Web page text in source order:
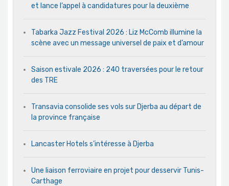
et lance l’appel à candidatures pour la deuxième
Tabarka Jazz Festival 2026 : Liz McComb illumine la
scène avec un message universel de paix et d’amour
Saison estivale 2026 : 240 traversées pour le retour
des TRE
Transavia consolide ses vols sur Djerba au départ de
la province française
Lancaster Hotels s’intéresse à Djerba
Une liaison ferroviaire en projet pour desservir Tunis-
Carthage